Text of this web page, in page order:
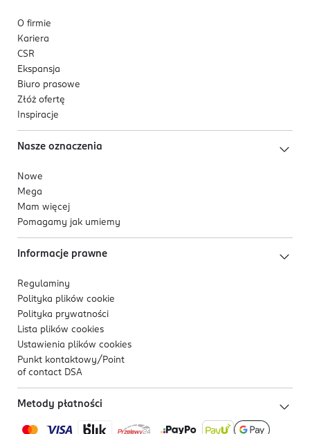
O firmie
Kariera
CSR
Ekspansja
Biuro prasowe
Złóż ofertę
Inspiracje
Nasze oznaczenia
Nowe
Mega
Mam więcej
Pomagamy jak umiemy
Informacje prawne
Regulaminy
Polityka plików cookie
Polityka prywatności
Lista plików cookies
Ustawienia plików cookies
Punkt kontaktowy/ Point
of contact DSA
Metody płatności